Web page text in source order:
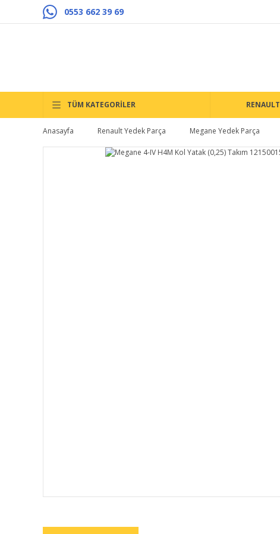
0553 662 39 69
TÜM KATEGORİLER RENAULT
Anasayfa Renault Yedek Parça Megane Yedek Parça